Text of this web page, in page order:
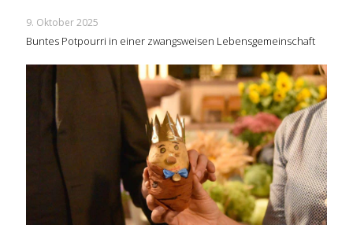
9. Oktober 2025
Buntes Potpourri in einer zwangsweisen Lebensgemeinschaft